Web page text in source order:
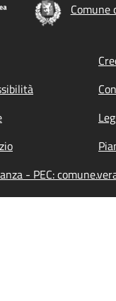
Comune
- PEC: